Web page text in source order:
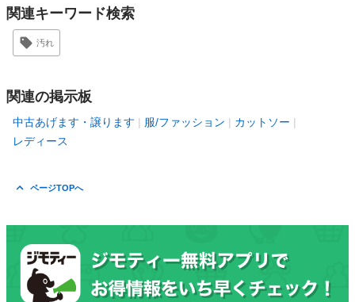
関連キーワード検索
汚れ
関連の掲示板
中古あげます・譲ります 服/ファッション
カットソー
レディース
ページTOPへ